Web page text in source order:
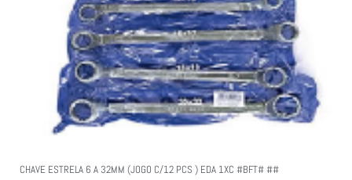
CHAVE ESTRELA 6 A 32MM (JOGO C/12 PCS ) EDA 1XC #BFT# ##